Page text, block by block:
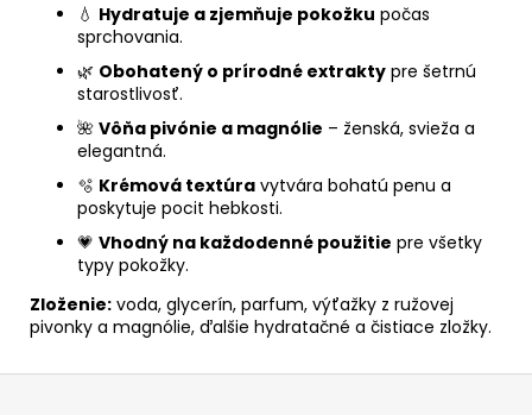
💧 Hydratuje a zjemňuje pokožku počas
sprchovania.
🌿 Obohatený o prírodné extrakty pre šetrnú
starostlivosť.
🌺 Vôňa pivónie a magnólie – ženská, svieža a
elegantná.
🫧 Krémová textúra vytvára bohatú penu a
poskytuje pocit hebkosti.
💗 Vhodný na každodenné použitie pre všetky
typy pokožky.
Zloženie: voda, glycerín, parfum, výťažky z ružovej
pivonky a magnólie, ďalšie hydratačné a čistiace zložky.
Z